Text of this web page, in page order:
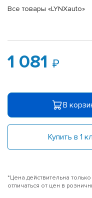
Все товары «LYNXauto»
1 081
В
Купить в 1
*Цена действительна
отличаться от цен в